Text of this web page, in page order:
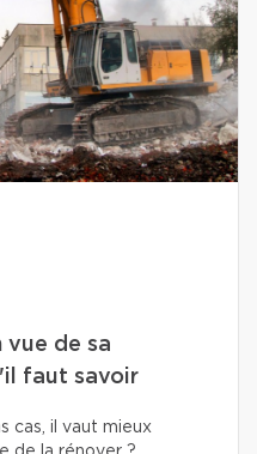
vue de sa
faut savoir
cas, il vaut mieux